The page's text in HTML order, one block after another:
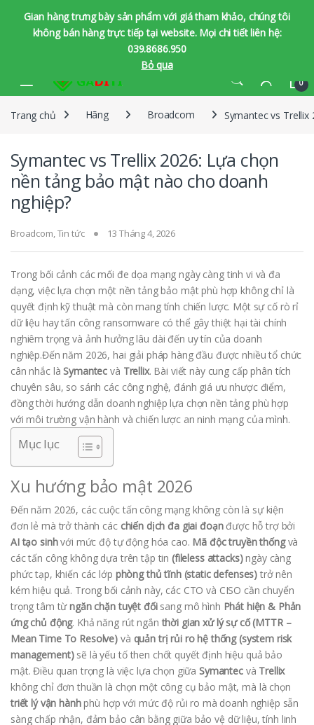
Gian hàng trưng bày sản phẩm với giá tham khảo, chúng tôi
không bán hàng trực tiếp tại website. Mọi chi tiết liên hệ:
039.8686.950
Bỏ qua
0
Trang chủ Hãng Broadcom Symantec vs
Symantec vs Trellix 2026: Lựa chọn
nền tảng bảo mật nào cho doanh
nghiệp?
Broadcom,Tin tức 13 Tháng 4, 2026
Trong bối cảnh các mối đe dọa mạng ngày càng tinh vi và đa
dạng, việc lựa chọn một nền tảng bảo mật phù hợp không chỉ là
quyết định kỹ thuật mà còn mang tính chiến lược. Một sự cố rò rỉ
dữ liệu hay tấn công ransomware có thể gây thiệt hại tài chính
nghiêm trọng và ảnh hưởng lâu dài đến uy tín của doanh
nghiệp.Đến năm 2026, hai giải pháp hàng đầu được nhiều tổ chức
cân nhắc làSymantec và Trellix. Bài viết này cung cấp phân tích
chuyên sâu, so sánh các công nghệ, đánh giá ưu nhược điểm,
đồng thời hướng dẫn doanh nghiệp lựa chọn nền tảng phù hợp
với môi trường vận hành và chiến lược an ninh mạng của mình.
Mục lục
Xu hướng bảo mật 2026
Đến năm 2026, các cuộc tấn công mạng không còn là sự kiện
đơn lẻ mà trở thành các chiến dịch đa giai đoạnđược hỗ trợ bởi
AI tạo sinhvới mức độ tự động hóa cao. Mã độc truyền thốngvà
các tấn công không dựa trên tập tin (fileless attacks)ngày càng
phức tạp, khiến các lớp phòng thủ tĩnh (static defenses)trở nên
kém hiệu quả. Trong bối cảnh này, các CTO và CISO cần chuyển
trọng tâm từngăn chặn tuyệt đối sang mô hình Phát hiện & Phản
ứng chủ động. Khả năng rút ngắnthời gian xử lý sự cố (MTTR –
Mean Time To Resolve) và quản trị rủi ro hệ thống (system risk
management)sẽ là yếu tố then chốt quyết định hiệu quả bảo
mật. Điều quan trọng là việc lựa chọn giữa Symantecvà Trellix
không chỉ đơn thuần là chọn một công cụ bảo mật, mà là chọn
triết lý vận hànhphù hợp với mức độ rủi ro mà doanh nghiệp sẵn
sàng chấp nhận, đảm bảo cân bằng giữa bảo vệ dữ liệu, tính linh